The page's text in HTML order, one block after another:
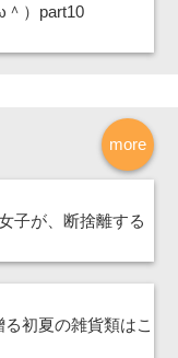
）part10
more
子が、断捨離する
初夏の雑貨類はこ